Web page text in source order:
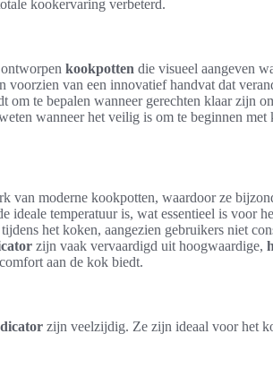
kookervaring verbeterd.
kookpotten die visueel aangeven
voorzien van een innovatief handvat dat
om te bepalen wanneer gerechten klaar zijn
wanneer het veilig is om te beginnen
van moderne kookpotten, waardoor ze
ideale temperatuur is, wat essentieel is voor
het koken, aangezien gebruikers niet
zijn vaak vervaardigd uit hoogwaardige,
aan de kok biedt.
zijn veelzijdig. Ze zijn ideaal voor het